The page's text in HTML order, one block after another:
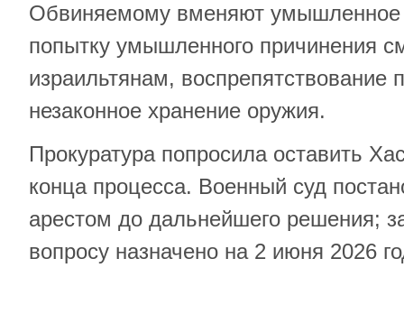
Обвиняемому вменяют умышленное
попытку умышленного причинения
израильтянам, воспрепятствование
незаконное хранение оружия.
Прокуратура попросила оставить
конца процесса. Военный суд
арестом до дальнейшего решения;
вопросу назначено на 2 июня 2026